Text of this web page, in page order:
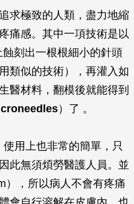
求極致的人類，盡力地縮
痛感。其中一項技術是以
刻出一根根細小的針頭
類似的技術），再灌入如
醫材料，翻模後就能得到
）了 。
用上也非常的簡單，只
此無須煩勞醫護人員。並
），所以病人不會有疼痛